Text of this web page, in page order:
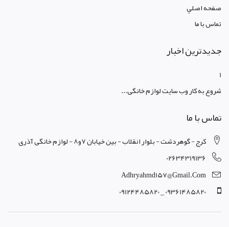
صفحه اصلي
تماس با ما
جدیدترین اخبار
1
شروع به کار وب سایت لوازم خانگی...
تماس با ما
کرج - گوهردشت - بلوار انقلاب - بین خیابان 7و8 - لوازم خانگی آذری
02634319136
Adhryahmd157@gmail.com
09361485820 _ 09124485820